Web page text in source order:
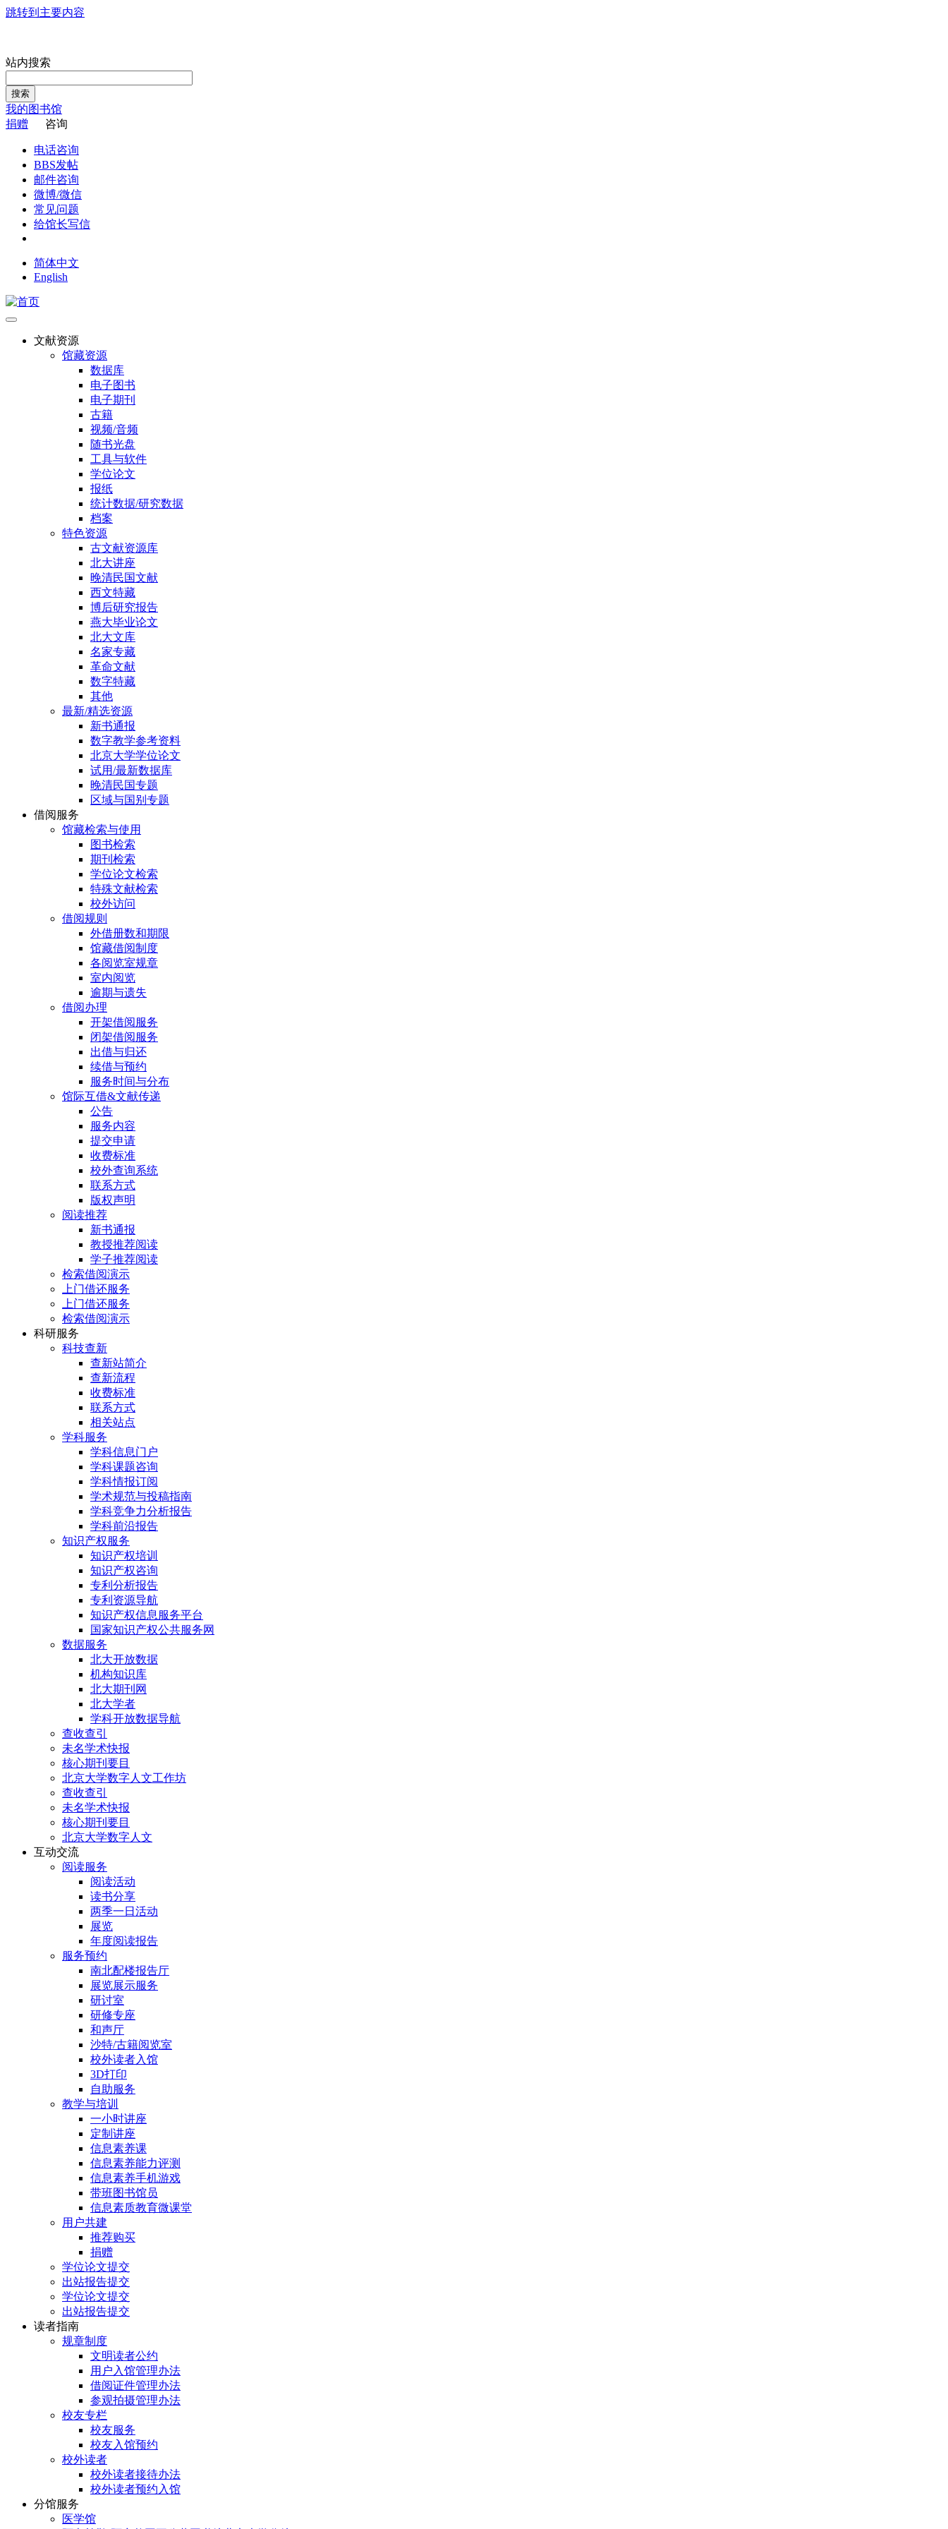
跳转到主要内容
站内搜索
搜索
我的图书馆
捐赠
咨询
电话咨询
BBS发帖
邮件咨询
微博/微信
常见问题
给馆长写信
简体中文
English
文献资源
馆藏资源
数据库
电子图书
电子期刊
古籍
视频/音频
随书光盘
工具与软件
学位论文
报纸
统计数据/研究数据
档案
特色资源
古文献资源库
北大讲座
晚清民国文献
西文特藏
博后研究报告
燕大毕业论文
北大文库
名家专藏
革命文献
数字特藏
其他
最新/精选资源
新书通报
数字教学参考资料
北京大学学位论文
试用/最新数据库
晚清民国专题
区域与国别专题
借阅服务
馆藏检索与使用
图书检索
期刊检索
学位论文检索
特殊文献检索
校外访问
借阅规则
外借册数和期限
馆藏借阅制度
各阅览室规章
室内阅览
逾期与遗失
借阅办理
开架借阅服务
闭架借阅服务
出借与归还
续借与预约
服务时间与分布
馆际互借&文献传递
公告
服务内容
提交申请
收费标准
校外查询系统
联系方式
版权声明
阅读推荐
新书通报
教授推荐阅读
学子推荐阅读
检索借阅演示
上门借还服务
上门借还服务
检索借阅演示
科研服务
科技查新
查新站简介
查新流程
收费标准
联系方式
相关站点
学科服务
学科信息门户
学科课题咨询
学科情报订阅
学术规范与投稿指南
学科竞争力分析报告
学科前沿报告
知识产权服务
知识产权培训
知识产权咨询
专利分析报告
专利资源导航
知识产权信息服务平台
国家知识产权公共服务网
数据服务
北大开放数据
机构知识库
北大期刊网
北大学者
学科开放数据导航
查收查引
未名学术快报
核心期刊要目
北京大学数字人文工作坊
查收查引
未名学术快报
核心期刊要目
北京大学数字人文
互动交流
阅读服务
阅读活动
读书分享
两季一日活动
展览
年度阅读报告
服务预约
南北配楼报告厅
展览展示服务
研讨室
研修专座
和声厅
沙特/古籍阅览室
校外读者入馆
3D打印
自助服务
教学与培训
一小时讲座
定制讲座
信息素养课
信息素养能力评测
信息素养手机游戏
带班图书馆员
信息素质教育微课堂
用户共建
推荐购买
捐赠
学位论文提交
出站报告提交
学位论文提交
出站报告提交
读者指南
规章制度
文明读者公约
用户入馆管理办法
借阅证件管理办法
参观拍摄管理办法
校友专栏
校友服务
校友入馆预约
校外读者
校外读者接待办法
校外读者预约入馆
分馆服务
医学馆